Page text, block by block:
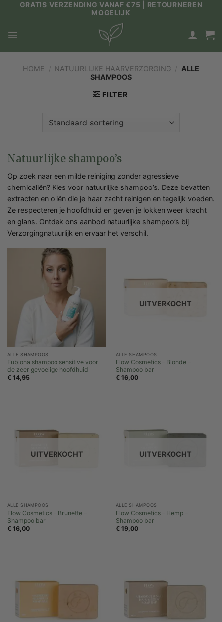
GRATIS VERZENDING VANAF €75 | RETOURNEREN
MOGELIJK
HOME / NATUURLIJKE HAARVERZORGING / ALLE
SHAMPOOS
FILTER
Natuurlijke shampoo’s
Op zoek naar een milde reiniging zonder agressieve
chemicaliën? Kies voor natuurlijke shampoo’s. Deze bevatten
extracten en oliën die je haar zacht reinigen en tegelijk voeden.
Ze respecteren je hoofdhuid en geven je lokken weer kracht
en glans. Ontdek ons aanbod natuurlijke shampoo’s bij
Verzorgingnatuurlijk en ervaar het verschil.
ALLE SHAMPOOS
Eubiona shampoo sensitive voor
de zeer gevoelige hoofdhuid
€14,95
UITVERKOCHT
ALLE SHAMPOOS
Flow Cosmetics – Blonde –
Shampoo bar
€16,00
UITVERKOCHT
ALLE SHAMPOOS
Flow Cosmetics – Brunette –
Shampoo bar
€16,00
UITVERKOCHT
ALLE SHAMPOOS
Flow Cosmetics – Hemp –
Shampoo bar
€19,00